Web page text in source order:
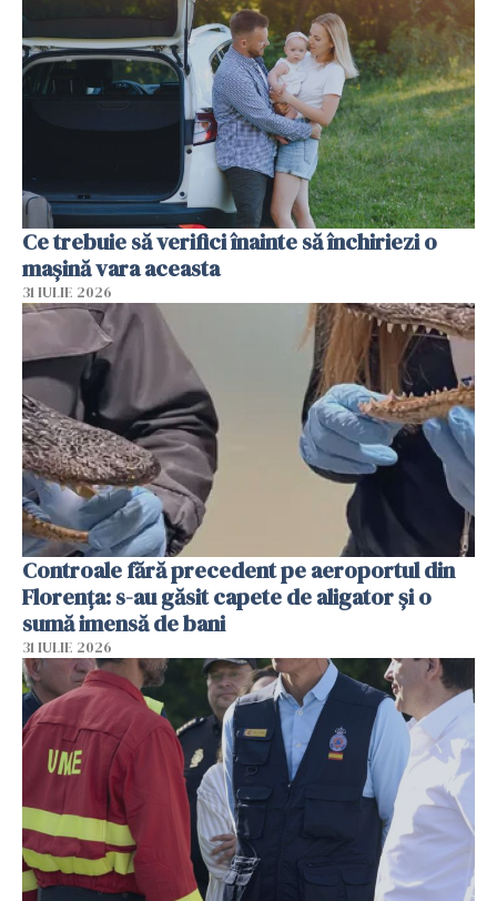
Ce trebuie să verifici înainte să închiriezi o
mașină vara aceasta
31 IULIE 2026
Controale fără precedent pe aeroportul din
Florența: s-au găsit capete de aligator și o
sumă imensă de bani
31 IULIE 2026